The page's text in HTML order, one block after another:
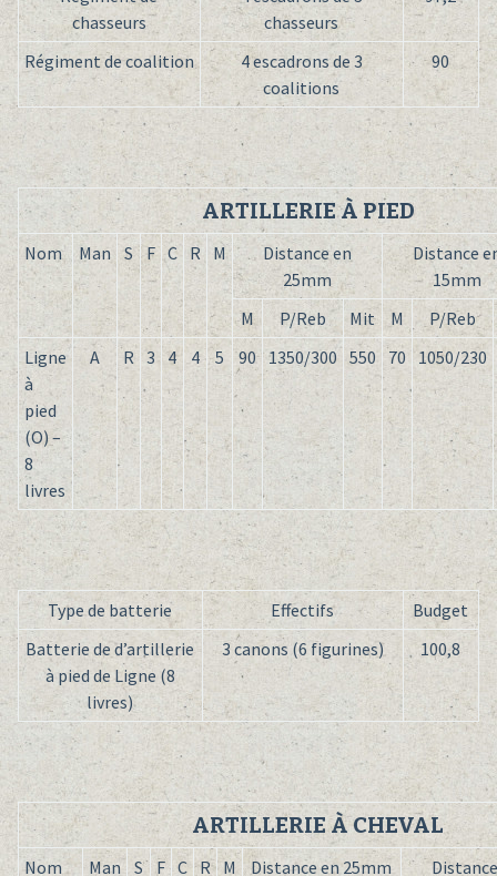
chasseurs
chasseurs
Régiment de coalition
4 escadrons de 3
coalitions
90
ARTILLERIE À PIED
Nom Man S F C R M
Distance en
25mm
Distance
15mm
M
P/Reb Mit M
P/Reb
Ligne
à
pied
(O) –
8
livres
A R 3 4 4 5 90 1350/300 550 70 1050/230
Type de batterie Effectifs
Budget
Batterie de d’artillerie
à pied de Ligne (8
livres)
3 canons (6 figurines) 100,8
ARTILLERIE À CHEVAL
Nom Man S F C R M Distance en 25mm